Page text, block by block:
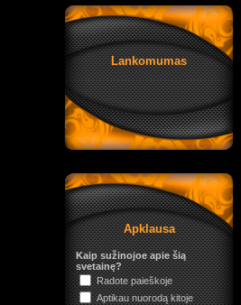
Lankomumas
Apklausa
Kaip sužinojoe apie šią
svetainę?
Radote paieškoje
Aptikau nuorodą kitoje